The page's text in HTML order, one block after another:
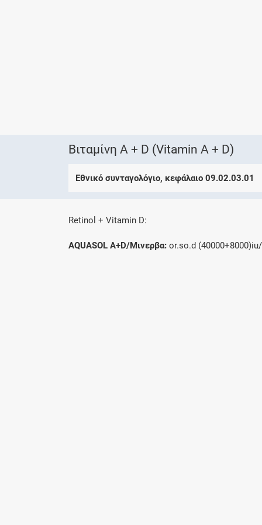
Βιταμίνη A + D (Vitamin A + D)
Εθνικό συνταγολόγιο, κεφάλαιο 09.02.03.01
Retinol + Vitamin D:
AQUASOL A+D/Μινερβα: or.so.d